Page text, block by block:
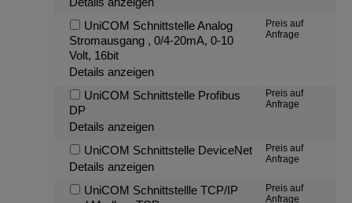
UniCOM Schnittstelle Analog
Stromausgang , 0/4-20mA, 0-10
Volt, 16bit
Details anzeigen
Preis auf
Anfrage
UniCOM Schnittstelle Profibus
DP
Details anzeigen
Preis auf
Anfrage
UniCOM Schnittstelle DeviceNet
Details anzeigen
Preis auf
Anfrage
UniCOM Schnittstellle TCP/IP
Preis auf
Anfrage